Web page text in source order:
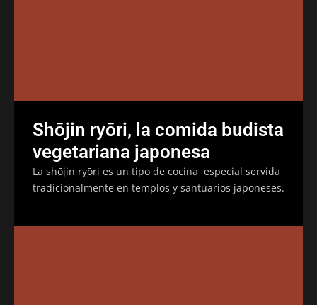
Shōjin ryōri, la comida budista
vegetariana japonesa
La shōjin ryōri es un tipo de cocina especial servida
tradicionalmente en templos y santuarios japoneses.